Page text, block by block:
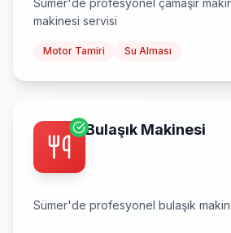
Sümer'de profesyonel çamaşır
makinesi servisi
Motor Tamiri Su Alması
Bulaşık Makinesi
Sümer'de profesyonel bulaşık